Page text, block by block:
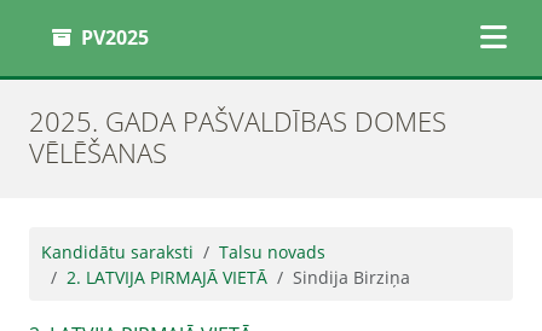
PV2025
2025. GADA PAŠVALDĪBAS DOMES
VĒLĒŠANAS
Kandidātu saraksti
Talsu novads
2. LATVIJA PIRMAJĀ VIETĀ
Sindija Birziņa